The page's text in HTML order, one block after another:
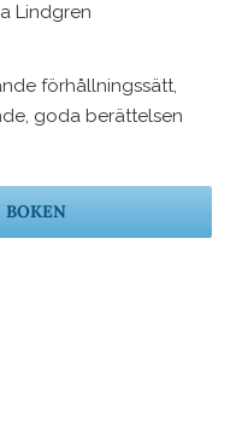
Lindgren
förhållningssätt,
goda berättelsen
BOKEN